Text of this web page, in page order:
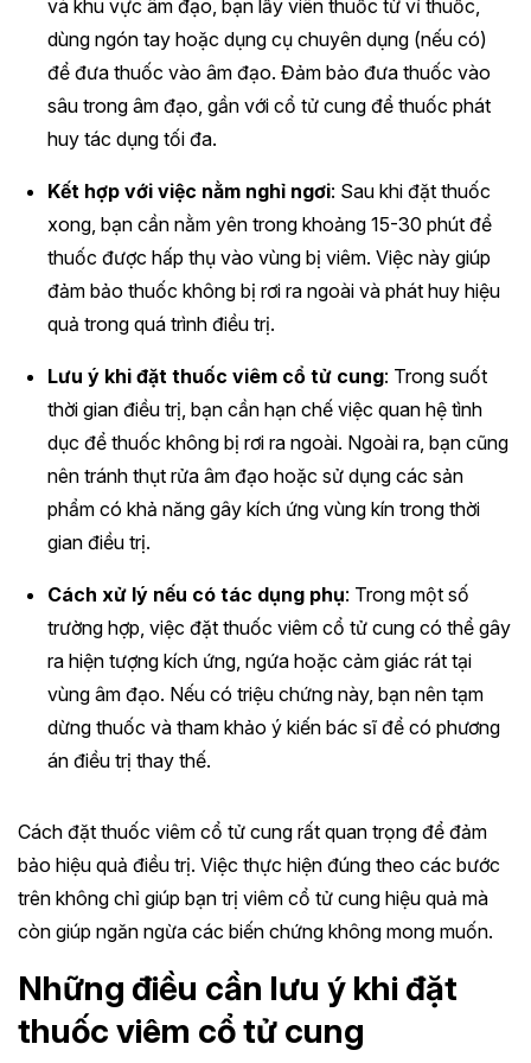
và khu vực âm đạo, bạn lấy viên thuốc từ vỉ thuốc,
dùng ngón tay hoặc dụng cụ chuyên dụng (nếu có)
để đưa thuốc vào âm đạo. Đảm bảo đưa thuốc vào
sâu trong âm đạo, gần với cổ tử cung để thuốc phát
huy tác dụng tối đa.
Kết hợp với việc nằm nghỉ ngơi: Sau khi đặt thuốc
xong, bạn cần nằm yên trong khoảng 15-30 phút để
thuốc được hấp thụ vào vùng bị viêm. Việc này giúp
đảm bảo thuốc không bị rơi ra ngoài và phát huy hiệu
quả trong quá trình điều trị.
Lưu ý khi đặt thuốc viêm cổ tử cung: Trong suốt
thời gian điều trị, bạn cần hạn chế việc quan hệ tình
dục để thuốc không bị rơi ra ngoài. Ngoài ra, bạn cũng
nên tránh thụt rửa âm đạo hoặc sử dụng các sản
phẩm có khả năng gây kích ứng vùng kín trong thời
gian điều trị.
Cách xử lý nếu có tác dụng phụ: Trong một số
trường hợp, việc đặt thuốc viêm cổ tử cung có thể gây
ra hiện tượng kích ứng, ngứa hoặc cảm giác rát tại
vùng âm đạo. Nếu có triệu chứng này, bạn nên tạm
dừng thuốc và tham khảo ý kiến bác sĩ để có phương
án điều trị thay thế.
Cách đặt thuốc viêm cổ tử cung rất quan trọng để đảm
bảo hiệu quả điều trị. Việc thực hiện đúng theo các bước
trên không chỉ giúp bạn trị viêm cổ tử cung hiệu quả mà
còn giúp ngăn ngừa các biến chứng không mong muốn.
Những điều cần lưu ý khi đặt
thuốc viêm cổ tử cung